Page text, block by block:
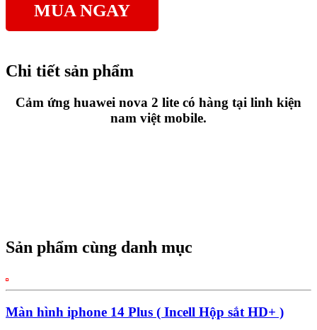
MUA NGAY
Chi tiết sản phẩm
Cảm ứng huawei nova 2 lite có hàng tại linh kiện
nam việt mobile.
Sản phẩm cùng danh mục
Màn hình iphone 14 Plus ( Incell Hộp sắt HD+ )